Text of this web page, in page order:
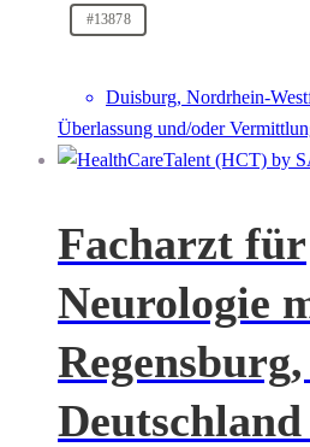
#13878
Duisburg, Nordrhein-
Überlassung und/oder
Facharzt für
Neurologie
Deutschland